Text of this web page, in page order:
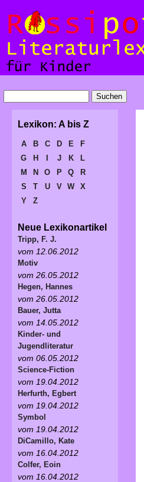
Lexikon: A bis Z
A B C D E
F
G
H J K
L
M
N O P Q
R
S
T U V W
X
Y
Z
Neue Lexikonartikel
Tripp, F. J.
vom 12.06.2012
Motiv
vom 26.05.2012
Hegen, Hannes
vom 26.05.2012
Bauer, Jutta
vom 14.05.2012
Kinder- und
Jugendliteratur
vom 06.05.2012
Science-Fiction
vom 19.04.2012
Herfurth, Egbert
vom 19.04.2012
Symbol
vom 19.04.2012
DiCamillo, Kate
vom 16.04.2012
Colfer, Eoin
vom 16.04.2012